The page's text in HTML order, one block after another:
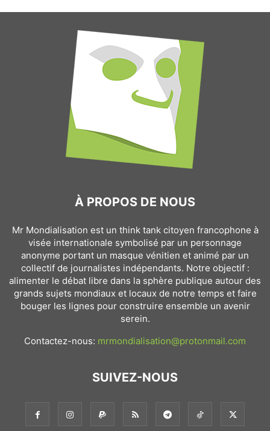
À PROPOS DE NOUS
Mr Mondialisation est un think tank citoyen francophone à
visée internationale symbolisé par un personnage
anonyme portant un masque vénitien et animé par un
collectif de journalistes indépendants. Notre objectif :
alimenter le débat libre dans la sphère publique autour des
grands sujets mondiaux et locaux de notre temps et faire
bouger les lignes pour construire ensemble un avenir
serein.
Contactez-nous: mrmondialisation@protonmail.com
SUIVEZ-NOUS